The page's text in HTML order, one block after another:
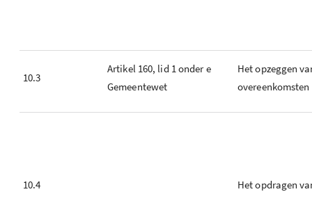
10.3
Artikel 160, lid 1 onder e
Gemeentewet
Het opzeggen
overeenkomsten
10.4 Het opdragen